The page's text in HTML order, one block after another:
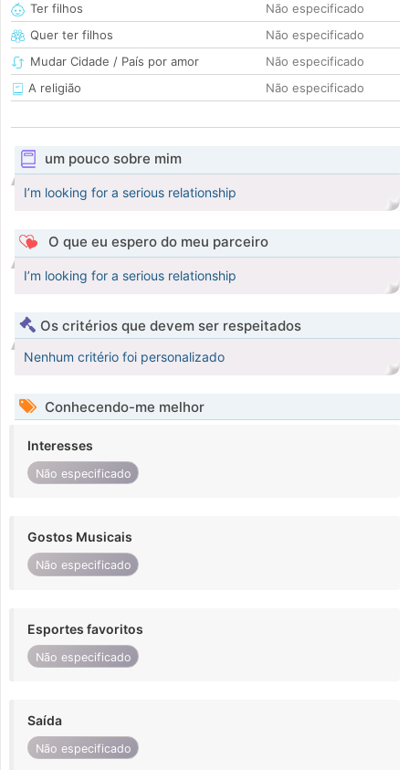
Ter filhos
Não especificado
Quer ter filhos
Não especificado
Mudar Cidade / País por amor
Não especificado
A religião
Não especificado
um pouco sobre mim
I’m looking for a serious relationship
O que eu espero do meu parceiro
I’m looking for a serious relationship
Os critérios que devem ser respeitados
Nenhum critério foi personalizado
Conhecendo-me melhor
Interesses
Não especificado
Gostos Musicais
Não especificado
Esportes favoritos
Não especificado
Saída
Não especificado